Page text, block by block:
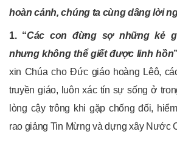
hoàn cảnh, chúng ta cùng dâng lời
1. “Các con đừng sợ những kẻ
nhưng không thể giết được linh hồn”
xin Chúa cho Đức giáo hoàng Lêô,
truyền giáo, luôn xác tín sự sống ở
lòng cậy trông khi gặp chống đối,
rao giảng Tin Mừng và dựng xây Nước